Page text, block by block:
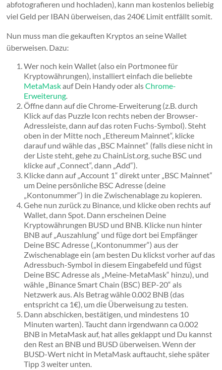
abfotografieren und hochladen), kann man kostenlos beliebig
viel Geld per IBAN überweisen, das 240€ Limit entfällt somit.
Nun muss man die gekauften Kryptos an seine Wallet
überweisen. Dazu:
Wer noch kein Wallet (also ein Portmonee für
Kryptowährungen), installiert einfach die beliebte
MetaMaskauf Dein Handy oder alsChrome-
Erweiterung
Öffne dann auf die Chrome-Erweiterung (z.B. durch
Klick auf das Puzzle Icon rechts neben der Browser-
Adressleiste, dann auf das roten Fuchs-Symbol). Steht
oben in der Mitte noch „Ethereum Mainnet“, klicke
darauf und wähle das „BSC Mainnet“ (falls diese nicht in
der Liste steht, gehe zu ChainList.org, suche BSC und
klicke auf „Connect“, dann „Add“).
Klicke dann auf „Account 1“ direkt unter „BSC Mainnet“
um Deine persönliche BSC Adresse (deine
„Kontonummer“) in die Zwischenablage zu kopieren.
Gehe nun zurück zu Binance, und klicke oben rechts auf
Wallet, dann Spot. Dann erscheinen Deine
Kryptowährungen BUSD und BNB. Klicke nun hinter
BNB auf „Auszahlung“ und füge dort bei Empfänger
Deine BSC Adresse („Kontonummer“) aus der
Zwischenablage ein (am besten Du klickst vorher auf das
Adressbuch-Symbol in diesem Eingabefeld und fügst
Deine BSC Adresse als „Meine-MetaMask“ hinzu), und
wähle „Binance Smart Chain (BSC) BEP-20“ als
Netzwerk aus. Als Betrag wähle 0.002 BNB (das
entspricht ca 1€), um die Überweisung zu testen.
Dann abschicken, bestätigen, und mindestens 10
Minuten warten). Taucht dann irgendwann ca 0.002
BNB in MetaMask auf, hat alles geklappt und Du kannst
den Rest an BNB und BUSD überweisen. Wenn der
BUSD-Wert nicht in MetaMask auftaucht, siehe später
Tipp 3 weiter unten.